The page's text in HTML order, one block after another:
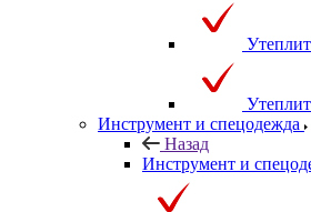
Инструмент и спецодежда
Назад
Инструмент и